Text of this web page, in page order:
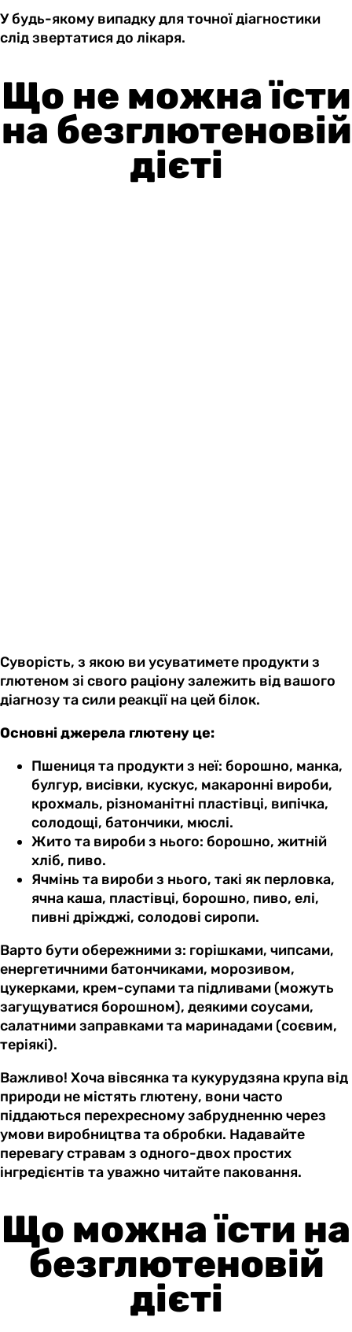
У будь-якому випадку для точної діагностики
слід звертатися до лікаря.
Що не можна їсти
на безглютеновій
дієті
Суворість, з якою ви усуватимете продукти з
глютеном зі свого раціону залежить від вашого
діагнозу та сили реакції на цей білок.
Основні джерела глютену це:
Пшениця та продукти з неї: борошно, манка,
булгур, висівки, кускус, макаронні вироби,
крохмаль, різноманітні пластівці, випічка,
солодощі, батончики, мюслі.
Жито та вироби з нього: борошно, житній
хліб, пиво.
Ячмінь та вироби з нього, такі як перловка,
ячна каша, пластівці, борошно, пиво, елі,
пивні дріжджі, солодові сиропи.
Варто бути обережними з: горішками, чипсами,
енергетичними батончиками, морозивом,
цукерками, крем-супами та підливами (можуть
загущуватися борошном), деякими соусами,
салатними заправками та маринадами (соєвим,
теріякі).
Важливо! Хоча вівсянка та кукурудзяна крупа від
природи не містять глютену, вони часто
піддаються перехресному забрудненню через
умови виробництва та обробки. Надавайте
перевагу стравам з одного-двох простих
інгредієнтів та уважно читайте паковання.
Що можна їсти на
безглютеновій
дієті